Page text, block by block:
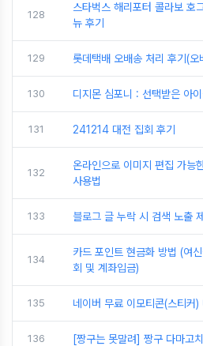
128
스타벅스 해리포터 콜라보 호
뉴 후기
129 롯데택배 오배송 처리 후기(오
130 디지몬 심포니 : 선택받은 아
131 241214 대전 집회 후기
132
온라인으로 이미지 편집 가
사용법
133 블로그 글 누락 시 검색 노출
134
카드 포인트 현금화 방법 (여
회 및 계좌입금)
135 네이버 무료 이모티콘(스티커)
136 [짱구는 못말려] 짱구 다마고